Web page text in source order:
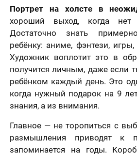
Портрет на холсте в
хороший выход, когда нет
Достаточно знать
ребёнку: аниме, фэнтези,
Художник воплотит это в
получится личным, даже если
ребёнком каждый день. Это
когда нужный подарок на 9
знания, а из внимания.
Главное — не торопиться с
размышления приводят к
запоминается на годы.